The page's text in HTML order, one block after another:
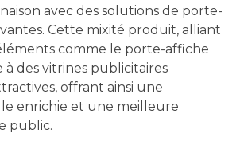
avec des solutions de porte-
Cette mixité produit, alliant
comme le porte-affiche
à des vitrines publicitaires
offrant ainsi une
enrichie et une meilleure
public.